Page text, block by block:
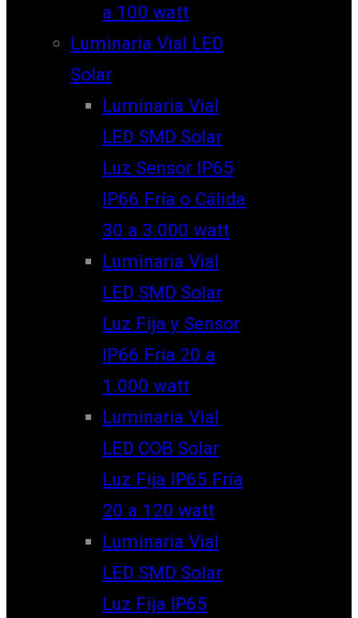
a 100 watt
Luminaria Vial LED
Solar
Luminaria Vial
LED SMD Solar
Luz Sensor IP65
IP66 Fría o Cálida
30 a 3.000 watt
Luminaria Vial
LED SMD Solar
Luz Fija y Sensor
IP66 Fría 20 a
1.000 watt
Luminaria Vial
LED COB Solar
Luz Fija IP65 Fría
20 a 120 watt
Luminaria Vial
LED SMD Solar
Luz Fija IP65